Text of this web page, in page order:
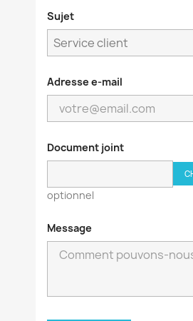
Sujet
Adresse e-mail
Document joint
optionnel
Message